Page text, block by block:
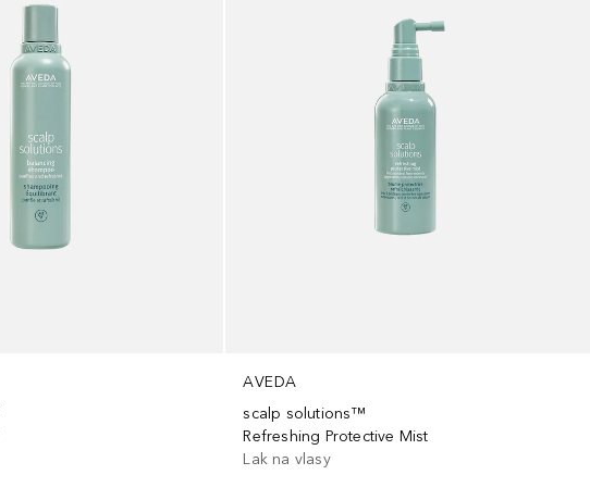
AVEDA
scalp solutions™
Refreshing Protective Mist
Lak na vlasy